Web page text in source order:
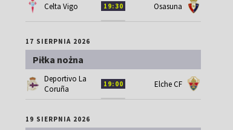
Celta Vigo 19:30 Osasuna
17 SIERPNIA 2026
Piłka nożna
Deportivo La
Coruña
19:00 Elche CF
19 SIERPNIA 2026